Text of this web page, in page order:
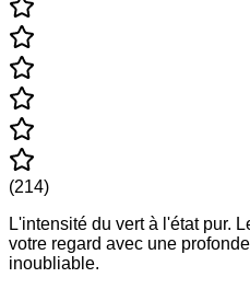
(214)
L'intensité du vert à l'état pur.
votre regard avec une
inoubliable.